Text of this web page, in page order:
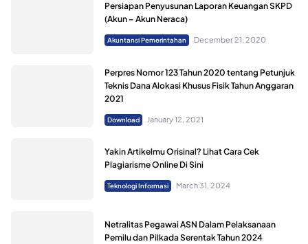
Persiapan Penyusunan Laporan Keuangan SKPD
(Akun – Akun Neraca)
Akuntansi Pemerintahan December 21, 2020
Perpres Nomor 123 Tahun 2020 tentang Petunjuk
Teknis Dana Alokasi Khusus Fisik Tahun Anggaran
2021
Download January 12, 2021
Yakin Artikelmu Orisinal? Lihat Cara Cek
Plagiarisme Online Di Sini
Teknologi Informasi March 31, 2024
Netralitas Pegawai ASN Dalam Pelaksanaan
Pemilu dan Pilkada Serentak Tahun 2024